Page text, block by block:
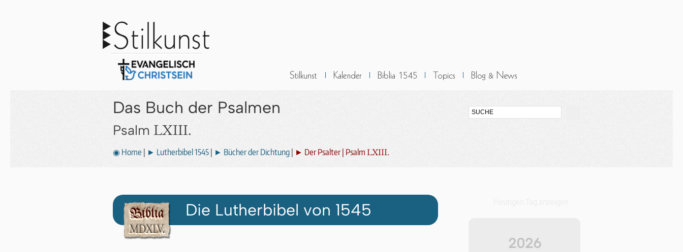
Das Buch der Psalmen
Psalm LXIII.
◉ Home ► Lutherbibel 1545 ► Bücher der Dichtung ► Der Psalter | Psalm LXIII.
Die Lutherbibel von 1545
2026